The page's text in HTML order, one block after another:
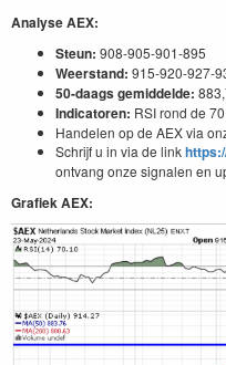
Analyse AEX:
Steun: 908-905-901-895
Weerstand: 915-920-927-
50-daags gemiddelde:
Indicatoren: RSI rond de
Handelen op de AEX via
Schrijf u in via de link
ontvang onze signalen en
Grafiek AEX: